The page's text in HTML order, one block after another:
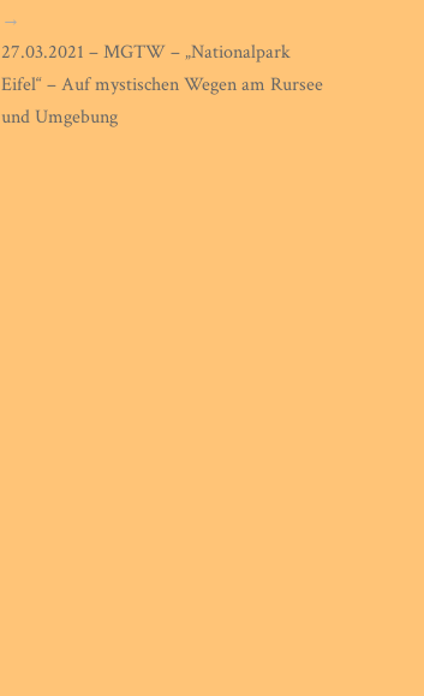
→
27.03.2021 – MGTW – „Nationalpark
Eifel“ – Auf mystischen Wegen am Rursee
und Umgebung